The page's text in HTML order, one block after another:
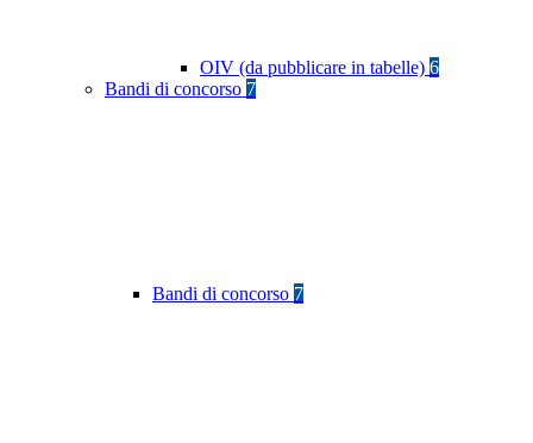
OIV (da pubblicare in tabelle) 6
Bandi di concorso 7
Bandi di concorso 7